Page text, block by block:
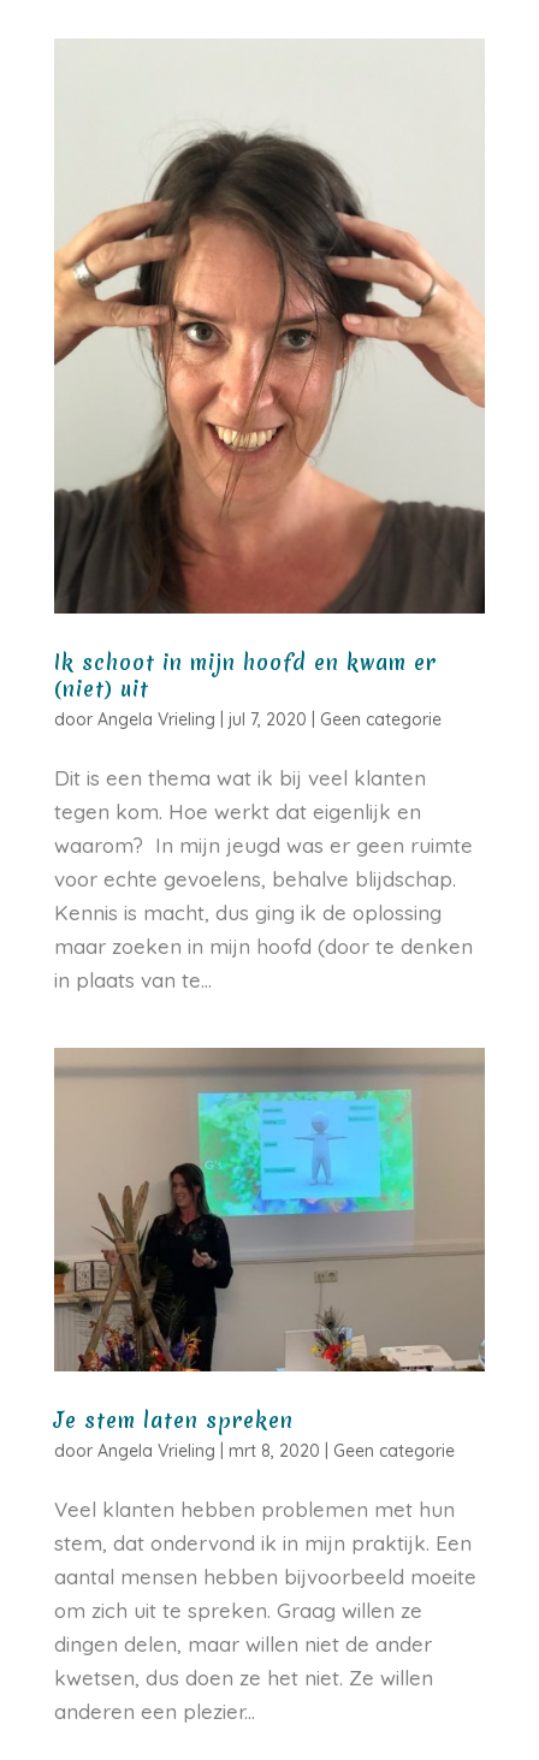
Ik schoot in mijn hoofd en kwam er
(niet) uit
door Angela Vrieling jul 7, 2020 Geen categorie
Dit is een thema wat ik bij veel klanten
tegen kom. Hoe werkt dat eigenlijk en
waarom? In mijn jeugd was er geen ruimte
voor echte gevoelens, behalve blijdschap.
Kennis is macht, dus ging ik de oplossing
maar zoeken in mijn hoofd (door te denken
in plaats van te...
Je stem laten spreken
door Angela Vrieling mrt 8, 2020 Geen categorie
Veel klanten hebben problemen met hun
stem, dat ondervond ik in mijn praktijk. Een
aantal mensen hebben bijvoorbeeld moeite
om zich uit te spreken. Graag willen ze
dingen delen, maar willen niet de ander
kwetsen, dus doen ze het niet. Ze willen
anderen een plezier...